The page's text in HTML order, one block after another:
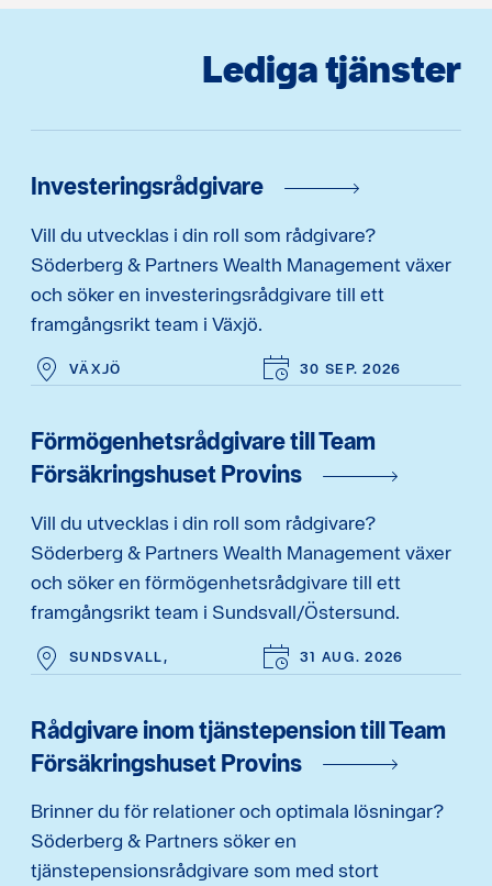
Lediga tjänster
Investeringsrådgivare
Vill du utvecklas i din roll som rådgivare?
Söderberg & Partners Wealth Management växer
och söker en investeringsrådgivare till ett
framgångsrikt team i Växjö.
VÄXJÖ 30 SEP. 2026
Förmögenhetsrådgivare till Team
Försäkringshuset Provins
Vill du utvecklas i din roll som rådgivare?
Söderberg & Partners Wealth Management växer
och söker en förmögenhetsrådgivare till ett
framgångsrikt team i Sundsvall/Östersund.
SUNDSVALL, 31 AUG. 2026
Rådgivare inom tjänstepension till Team
Försäkringshuset Provins
Brinner du för relationer och optimala lösningar?
Söderberg & Partners söker en
tjänstepensionsrådgivare som med stort